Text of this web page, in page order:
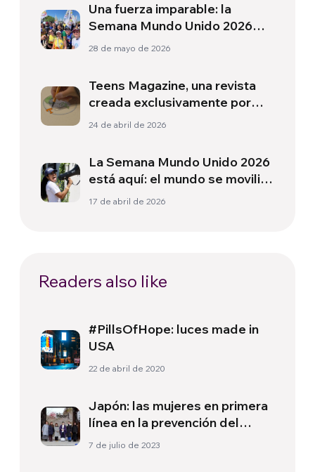
Una fuerza imparable: la
Semana Mundo Unido 2026
reunió más de 170 eventos en
28 de mayo de 2026
Teens Magazine, una revista
creada exclusivamente por
jóvenes con una perspectiva
24 de abril de 2026
La Semana Mundo Unido 2026
está aquí: el mundo se moviliza
por una sociedad más justa y
17 de abril de 2026
Readers also like
#PillsOfHope: luces made in
USA
22 de abril de 2020
Japón: las mujeres en primera
línea en la prevención del
suicidio
7 de julio de 2023